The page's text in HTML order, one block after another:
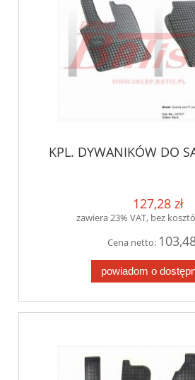
KPL. DYWANIKÓW DO
127,28 zł
zawiera 23% VAT, bez
Cena netto:
powiadom o